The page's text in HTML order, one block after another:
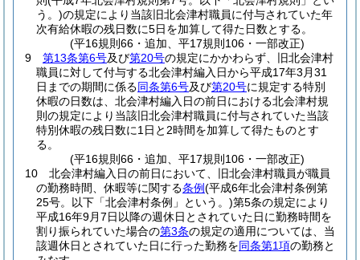
う。)の規定により当該旧北会津村職員に付与されていた年
次有給休暇の残日数に5日を加算して得た日数とする。
(平16規則66・追加、平17規則106・一部改正)
9
第13条第6号及び第20号の規定にかかわらず、旧北会津村
職員に対して付与する北会津村編入日から平成17年3月31
日までの期間に係る同条第6号及び第20号に規定する特別
休暇の日数は、北会津村編入日の前日における北会津村規
則の規定により当該旧北会津村職員に付与されていた当該
特別休暇の残日数に1日と2時間を加算して得たものとす
る。
(平16規則66・追加、平17規則106・一部改正)
10
北会津村編入日の前日において、旧北会津村職員が職員
の勤務時間、休暇等に関する条例(平成6年北会津村条例第
25号。以下「北会津村条例」という。)第5条の規定により
平成16年9月7日以降の週休日とされていた日に勤務時間を
割り振られていた場合の第3条の規定の適用については、当
該週休日とされていた日に行った勤務を同条第1項の勤務と